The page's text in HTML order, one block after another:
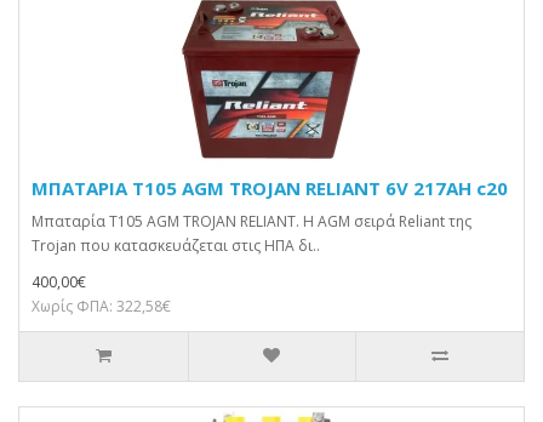
ΜΠΑΤΑΡΙΑ T105 AGM TROJAN RELIANT 6V 217AH c20
Μπαταρία T105 AGM TROJAN RELIANT. Η AGM σειρά Reliant της
Trojan που κατασκευάζεται στις ΗΠΑ δι..
400,00€
Χωρίς ΦΠΑ: 322,58€